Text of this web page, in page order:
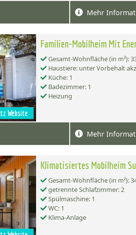
Mehr
Website
Familien-Mobilheim Mit
Gesamt-Wohnfläche (in m²):
Haustiere: unter Vorbehalt
Küche: 1
Badezimmer: 1
Heizung
Mehr
Klimatisiertes Mobilheim
Gesamt-Wohnfläche (in m²):
getrennte Schlafzimmer: 2
Spülmaschine: 1
WC: 1
Klima-Anlage